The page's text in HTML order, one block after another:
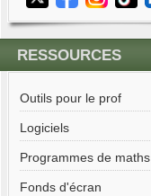
RESSOURCES
Outils pour le prof
Logiciels
Programmes de maths
Fonds d'écran